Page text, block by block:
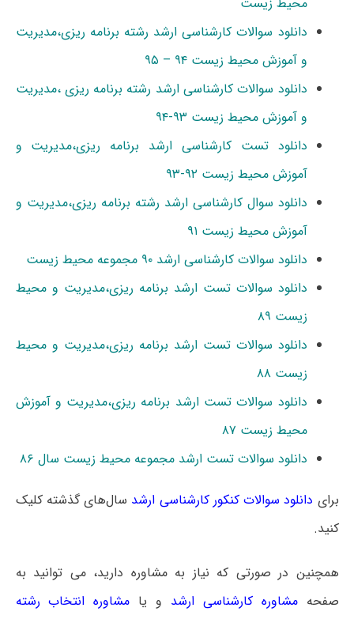
دانلود سوالات کارشناسی ارشد رشته برنامه ریزی،مدیریت
و آموزش محیط زیست ۹۴ – ۹۵
دانلود سوالات کارشناسی ارشد رشته برنامه ریزی ،مدیریت
و آموزش محیط زیست ۹۳-۹۴
دانلود تست کارشناسی ارشد برنامه ریزی،مدیریت و
آموزش محیط زیست ۹۲-۹۳
دانلود سوال کارشناسی ارشد رشته برنامه ریزی،مدیریت و
آموزش محیط زیست ۹۱
دانلود سوالات کارشناسی ارشد ۹۰ مجموعه محیط زیست
دانلود سوالات تست ارشد برنامه ریزی،مدیریت و محیط
زیست ۸۹
دانلود سوالات تست ارشد برنامه ریزی،مدیریت و محیط
زیست ۸۸
دانلود سوالات تست ارشد برنامه ریزی،مدیریت و آموزش
محیط زیست ۸۷
دانلود سوالات تست ارشد مجموعه محیط زیست سال ۸۶
برای دانلود سوالات کنکور کارشناسی ارشد سال‌های گذشته کلیک
کنید.
همچنین در صورتی که نیاز به مشاوره دارید، می توانید به
صفحهمشاوره کارشناسی ارشد و یا مشاوره انتخاب رشته